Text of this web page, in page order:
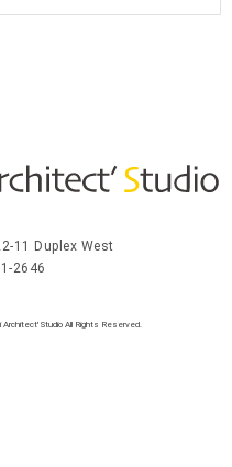
11 Duplex West
2646
Studio All Rights Reserved.